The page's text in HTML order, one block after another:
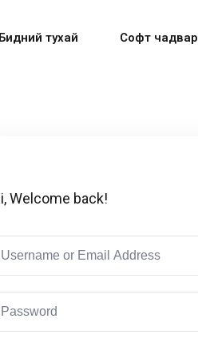
тухай Софт чадвар
Welcome back!
Don’t have an